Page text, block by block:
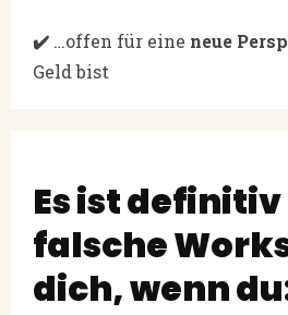
✔️ …offen für eine neue
Geld bist
Es ist
falsche
dich, wenn